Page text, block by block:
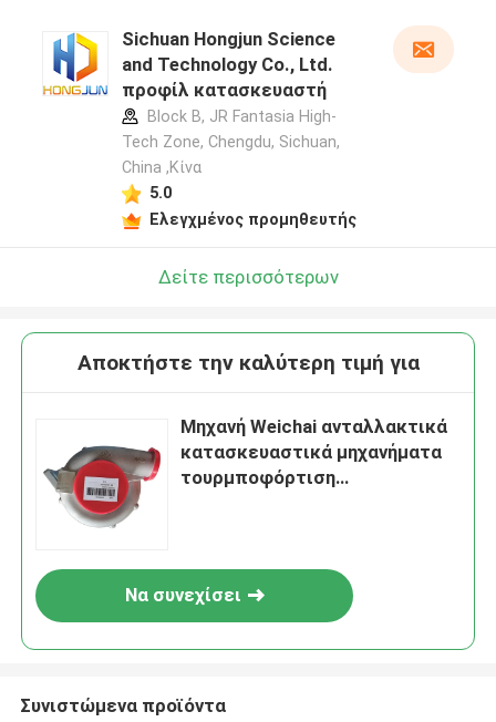
Sichuan Hongjun Science
and Technology Co., Ltd.
προφίλ κατασκευαστή
Block B, JR Fantasia High-
Tech Zone, Chengdu, Sichuan,
China ,Κίνα
5.0
Ελεγχμένος προμηθευτής
Δείτε περισσότερων
Αποκτήστε την καλύτερη τιμή για
Μηχανή Weichai ανταλλακτικά
κατασκευαστικά μηχανήματα
τουρμποφόρτιση
Να συνεχίσει
Συνιστώμενα προϊόντα